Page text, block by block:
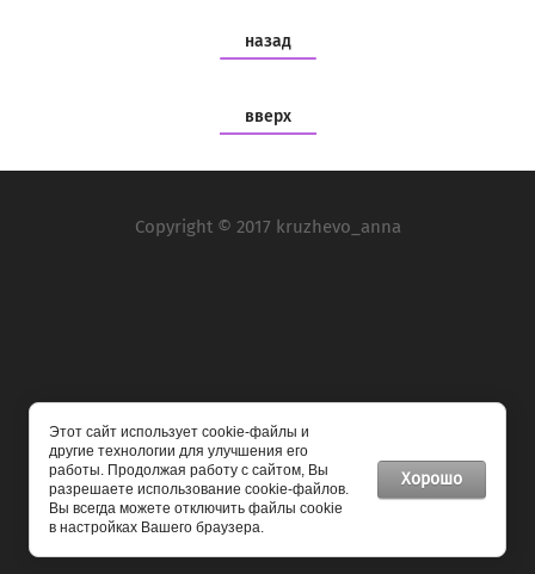
назад
вверх
Copyright © 2017 kruzhevo_anna
Мы в социальных сетях:
Мегагрупп.ру
Этот сайт использует cookie-файлы и
другие технологии для улучшения его
работы. Продолжая работу с сайтом, Вы
разрешаете использование cookie-файлов.
Вы всегда можете отключить файлы cookie
в настройках Вашего браузера.
Хорошо